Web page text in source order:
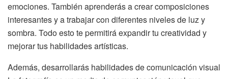
emociones. También aprenderás a crear composiciones
interesantes y a trabajar con diferentes niveles de luz y
sombra. Todo esto te permitirá expandir tu creatividad y
mejorar tus habilidades artísticas.
Además, desarrollarás habilidades de comunicación visual